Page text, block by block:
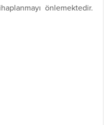
önlemektedir.